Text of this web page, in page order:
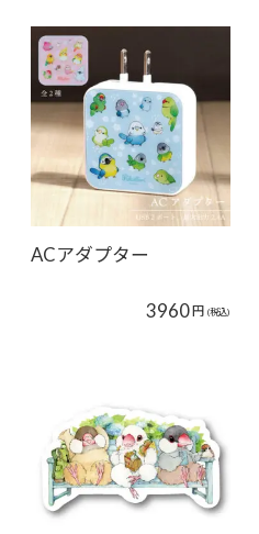
ACアダプター
3960円 (税込)